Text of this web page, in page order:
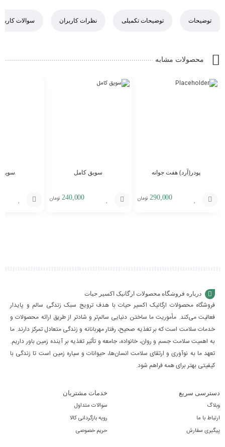
توضیحات توضیحات تکمیلی نظرات کاربران سوالات
محصولات مشابه
پودر(آرد) هفت جوانه
290,000 تومان
سویق کامل
240,000 تومان
درباره فروشگاه محصولات ارگانیک اکسیر حیات
فروشگاه محصولات ارگانیک اکسیر حیات با هدف ترویج سبک زندگی سالم و پایدار
فعالیت می‌کند. مأموریت ما ساختن دنیایی سالم‌تر و شادتر از طریق ارائه محصولات و
خدمات سلامت است که بر تغذیه صحیح، رفتار مهربانانه و زندگی متعادل تمرکز دارند. ما
به اهمیت سلامت جسم و روان، خانواده، جامعه و تأثیر تغذیه بر آینده زمین باور داریم.
تعهد ما به نوآوری و ارتقای سلامت انسان‌ها، حیوانات و سیاره زمین است تا زندگی با
کیفیتی بهتر برای همه فراهم شود.
دسترسی سریع
وبلاگ
ارتباط با ما
پیگیری سفارش
خدمات مشتریان
سوالات متداول
رویه بازگردانی کالا
حریم خصوصی